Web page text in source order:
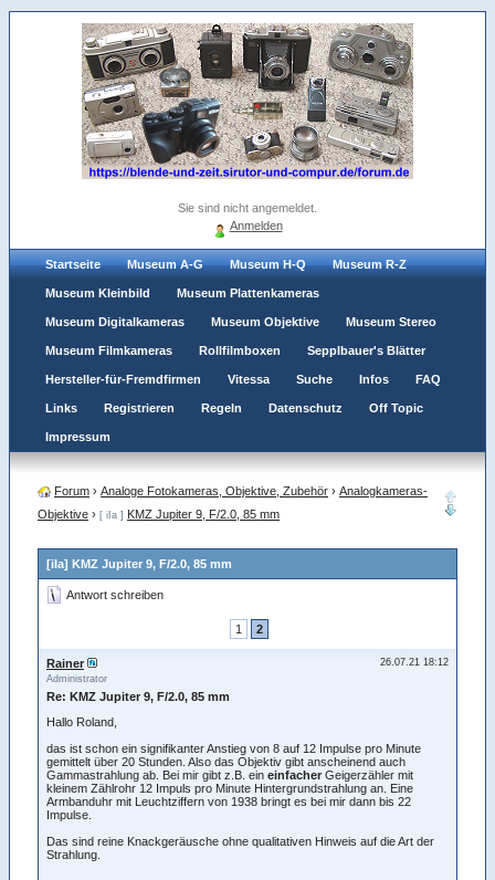
Sie sind nicht angemeldet.
Anmelden
Startseite Museum A-G Museum H-Q Museum R-Z
Museum Kleinbild Museum Plattenkameras
Museum Digitalkameras Museum Objektive Museum Stereo
Museum Filmkameras Rollfilmboxen Sepplbauer's Blätter
Hersteller-für-Fremdfirmen Vitessa Suche Infos FAQ
Links Registrieren Regeln Datenschutz Off Topic
Impressum
Forum › Analoge Fotokameras, Objektive, Zubehör › Analogkameras-
Objektive › [ iIa ] KMZ Jupiter 9, F/2.0, 85 mm
[iIa] KMZ Jupiter 9, F/2.0, 85 mm
Antwort schreiben
1 2
26.07.21 18:12
Rainer
Administrator
Re: KMZ Jupiter 9, F/2.0, 85 mm
Hallo Roland,
das ist schon ein signifikanter Anstieg von 8 auf 12 Impulse pro Minute
gemittelt über 20 Stunden. Also das Objektiv gibt anscheinend auch
Gammastrahlung ab. Bei mir gibt z.B. ein einfacher Geigerzähler mit
kleinem Zählrohr 12 Impuls pro Minute Hintergrundstrahlung an. Eine
Armbanduhr mit Leuchtziffern von 1938 bringt es bei mir dann bis 22
Impulse.
Das sind reine Knackgeräusche ohne qualitativen Hinweis auf die Art der
Strahlung.